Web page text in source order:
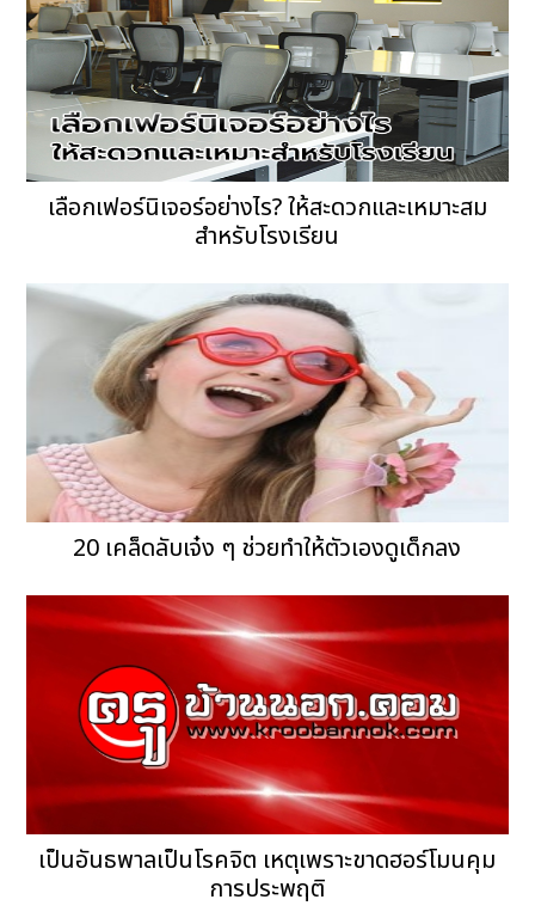
เลือกเฟอร์นิเจอร์อย่างไร? ให้สะดวกและเหมาะสม
สำหรับโรงเรียน
20 เคล็ดลับเจ๋ง ๆ ช่วยทำให้ตัวเองดูเด็กลง
เป็นอันธพาลเป็นโรคจิต เหตุเพราะขาดฮอร์โมนคุม
การประพฤติ